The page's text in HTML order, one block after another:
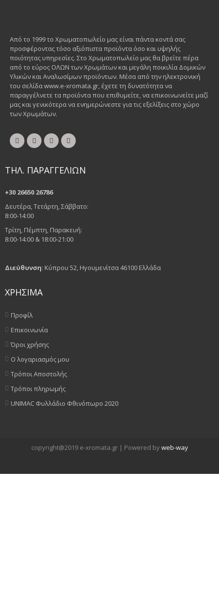
Από το 1999 το Χρωματοπωλείο μας είναι πάντα κοντά σας
προσφέροντας τόσο αξιόπιστα προϊόντα όσο και υψηλής
ποιότητας υπηρεσίες. Στο Χρωματοπωλείο μας θα βρείτε πέρα
από το εύρος ΟΛΩΝ των Χρωμάτων και μεγάλη ποικιλία Δομικών
Υλικών και Αναλωσίμων προϊόντων. Μέσα από την ηλεκτρονική
του σελίδα www.e-xromata.gr, έχετε τη δυνατότητα να
παραγγέλνετε τα προϊόντα που επιθυμείτε, να επικοινωνείτε μαζί
μας και γενικότερα να ενημερώνεστε για τις εξελίξεις στο χώρο
των Χρωμάτων.
ΤΗΛ. ΠΑΡΑΓΓΕΛΙΩΝ
+30 26650 26786
Δευτέρα, Τετάρτη, Σάββατο:
8:00-14:00
Τρίτη, Πέμπτη, Παρακευή:
8:00-14:00 & 18:00-21:00
Διεύθυνση: Κύπρου 52, Ηγουμενίτσα 46100 Ελλάδα
ΧΡΗΣΙΜΑ
Προφίλ
Επικοινωνία
Όροι χρήσης
Ο λογαριασμός μου
Τρόποι Αποστολής
Τρόποι πληρωμής
UNIMAC Φυλλάδιο Φθινόπωρο 2020
copyright@2019 e-xromata.gr | Powered byweb-way